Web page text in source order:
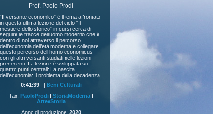
Prof. Paolo Prodi
“Il versante economico” è il tema affrontato
in questa ultima lezione del ciclo “Il
mestiere dello storico” in cui si cerca di
seguire le tracce dell’uomo moderno che è
dentro di noi attraverso il percorso
dell’economia dell’età moderna e collegare
questo percorso dell homo economicus
con gli altri versanti studiati nelle lezioni
precedenti. La lezione è sviluppata su
quattro punti centrali: La nascita
dell’economia; Il problema della decadenza
la nascita del capitale mobiliare anonimo ;
La rivoluzione industriale
0:41:39| Beni Culturali
Tag: PaoloProdi | StoriaModerna |
ArteeStoria
Anno di produzione: 2020